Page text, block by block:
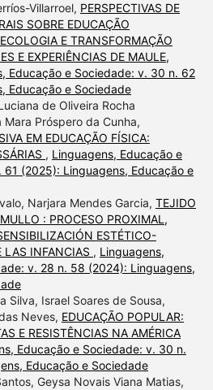
Villarroel, PERSPECTIVAS DE
SOBRE EDUCAÇÃO
E TRANSFORMAÇÃO
E EXPERIÊNCIAS DE MAULE,
Educação e Sociedade: v. 30 n. 62
Educação e Sociedade
de Oliveira Rocha
Mara Próspero da Cunha,
EM EDUCAÇÃO FÍSICA:
, Linguagens, Educação e
61 (2025): Linguagens, Educação e
Narjara Mendes Garcia, TEJIDO
: PROCESO PROXIMAL,
ESTÉTICO-
LAS INFANCIAS , Linguagens,
v. 28 n. 58 (2024): Linguagens,
Silva, Israel Soares de Sousa,
Neves, EDUCAÇÃO POPULAR:
E RESISTÊNCIAS NA AMÉRICA
Educação e Sociedade: v. 30 n.
Educação e Sociedade
Geysa Novais Viana Matias,